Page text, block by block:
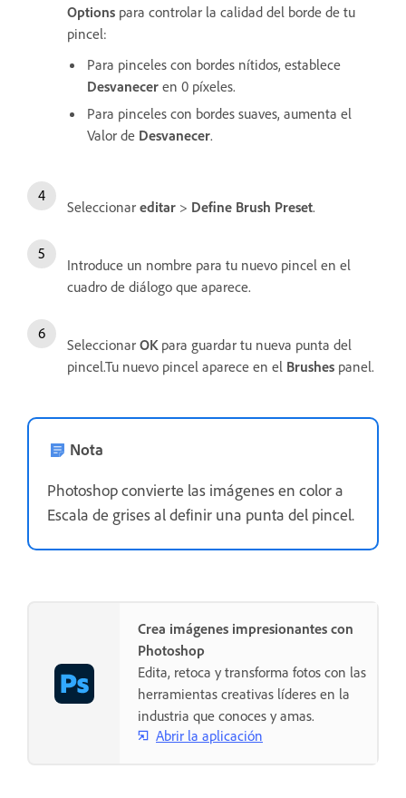
Options para controlar la calidad del borde de tu
pincel:
Para pinceles con bordes nítidos, establece
Desvanecer en 0 píxeles.
Para pinceles con bordes suaves, aumenta el
Valor de Desvanecer.
Seleccionar editar > Define Brush Preset.
Introduce un nombre para tu nuevo pincel en el
cuadro de diálogo que aparece.
Seleccionar OKpara guardar tu nueva punta del
pincel.Tu nuevo pincel aparece en el Brushes panel.
Nota
Photoshop convierte las imágenes en color a
Escala de grises al definir una punta del pincel.
Crea imágenes impresionantes con
Photoshop
Edita, retoca y transforma fotos con las
herramientas creativas líderes en la
industria que conoces y amas.
Abrir la aplicación